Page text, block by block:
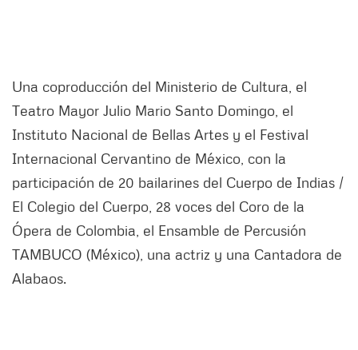
Una coproducción del Ministerio de Cultura, el
Teatro Mayor Julio Mario Santo Domingo, el
Instituto Nacional de Bellas Artes y el Festival
Internacional Cervantino de México, con la
participación de 20 bailarines del Cuerpo de Indias /
El Colegio del Cuerpo, 28 voces del Coro de la
Ópera de Colombia, el Ensamble de Percusión
TAMBUCO (México), una actriz y una Cantadora de
Alabaos.